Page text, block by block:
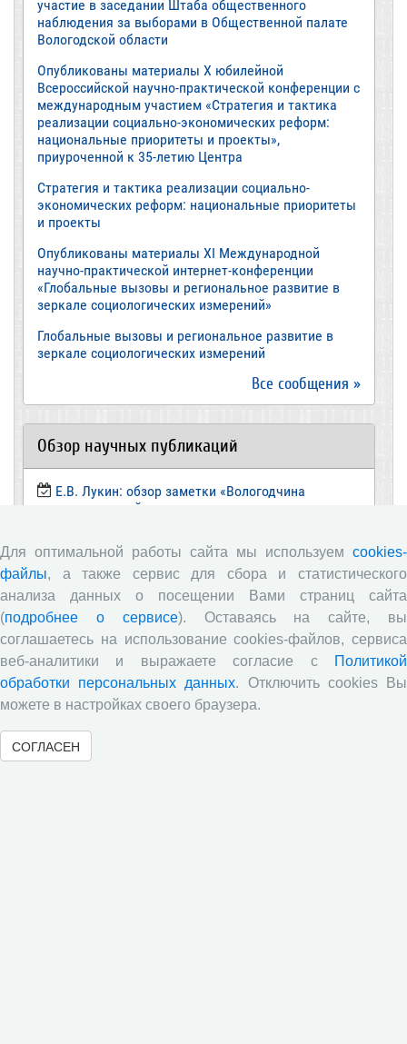
участие в заседании Штаба общественного
наблюдения за выборами в Общественной палате
Вологодской области
Опубликованы материалы X юбилейной
Всероссийской научно-практической конференции с
международным участием «Стратегия и тактика
реализации социально-экономических реформ:
национальные приоритеты и проекты»,
приуроченной к 35-летию Центра
Стратегия и тактика реализации социально-
экономических реформ: национальные приоритеты
и проекты
Опубликованы материалы XI Международной
научно-практической интернет-конференции
«Глобальные вызовы и региональное развитие в
зеркале социологических измерений»
Глобальные вызовы и региональное развитие в
зеркале социологических измерений
Все сообщения »
Обзор научных публикаций
Е.В. Лукин: обзор заметки «Вологодчина
«взлетела» в рейтинге промышленного
июля, 2018 г.
Экспертное мнение А.И. Поваровой: обзор
статьи «Регионам хватит денег», газета «Известия»,
№88, 2018 г.
В.Н. Барсуков: обзор статьи «Повышение
пенсионного возраста: позитивные эффекты и
вероятные риски», журнал «Экономическая
политика» №1, 2018 г.
«Агро 24» переводит пищевую цепочку в онлайн»,
журнал «Эксперт», №8, 2018 г.
Для оптимальной работы сайта мы используем cookies-
файлы, а также сервис для сбора и статистического
анализа данных о посещении Вами страниц сайта
(подробнее о сервисе). Оставаясь на сайте, вы
соглашаетесь на использование cookies-файлов, сервиса
веб-аналитики и выражаете согласие с
Политикой
обработки персональных данных. Отключить cookies Вы
можете в настройках своего браузера.
СОГЛАСЕН